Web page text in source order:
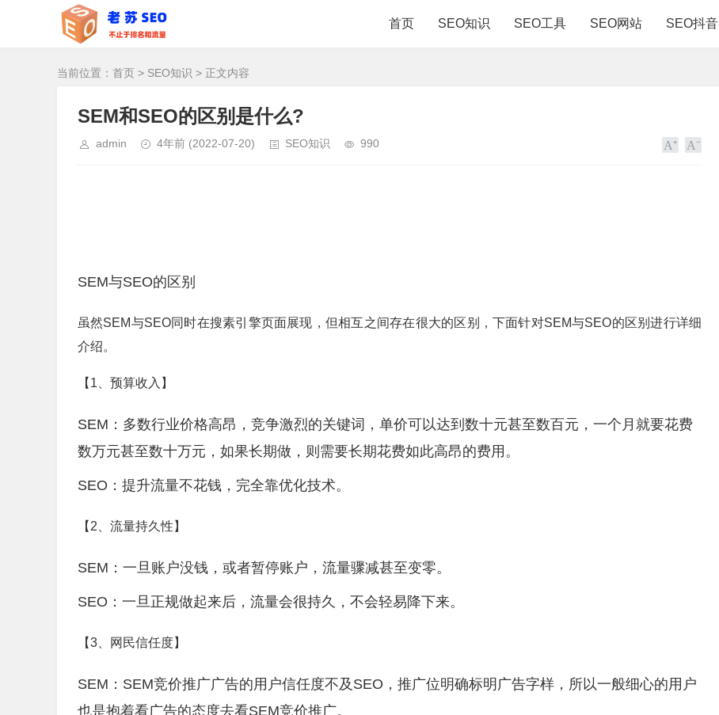
首页 SEO知识 SEO工具 SEO网站 SEO抖音
当前位置： 首页 > SEO知识 > 正文内容
SEM和SEO的区别是什么?
admin 4年前 (2022-07-20) SEO知识 990
SEM与SEO的区别
虽然SEM与SEO同时在搜素引擎页面展现，但相互之间存在很大的区别，下面针对SEM与SEO的区别进行详细
介绍。
【1、预算收入】
SEM：多数行业价格高昂，竞争激烈的关键词，单价可以达到数十元甚至数百元，一个月就要花费
数万元甚至数十万元，如果长期做，则需要长期花费如此高昂的费用。
SEO：提升流量不花钱，完全靠优化技术。
【2、流量持久性】
SEM：一旦账户没钱，或者暂停账户，流量骤减甚至变零。
SEO：一旦正规做起来后，流量会很持久，不会轻易降下来。
【3、网民信任度】
SEM：SEM竞价推广广告的用户信任度不及SEO，推广位明确标明广告字样，所以一般细心的用户
也是抱着看广告的态度去看SEM竞价推广。